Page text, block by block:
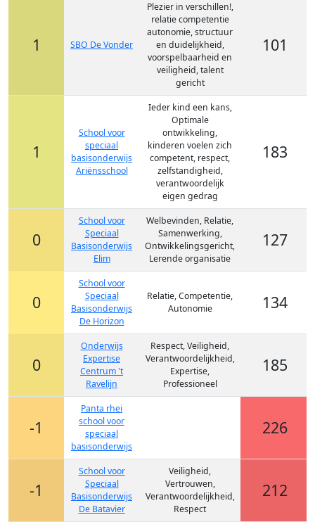
1 SBO De Vonder
Plezier in verschillen!,
relatie competentie
autonomie, structuur
en duidelijkheid,
voorspelbaarheid en
veiligheid, talent
gericht
101
1
School voor
speciaal
basisonderwijs
Ariënsschool
Ieder kind een kans,
Optimale
ontwikkeling,
kinderen voelen zich
competent, respect,
zelfstandigheid,
verantwoordelijk
eigen gedrag
183
0
School voor
Speciaal
Basisonderwijs
Elim
Welbevinden, Relatie,
Samenwerking,
Ontwikkelingsgericht,
Lerende organisatie
127
0
School voor
Speciaal
Basisonderwijs
De Horizon
Relatie, Competentie,
Autonomie
134
0
Onderwijs
Expertise
Centrum 't
Ravelijn
Respect, Veiligheid,
Verantwoordelijkheid,
Expertise,
Professioneel
185
-1
Panta rhei
school voor
speciaal
basisonderwijs
226
-1
School voor
Speciaal
Basisonderwijs
De Batavier
Veiligheid,
Vertrouwen,
Verantwoordelijkheid,
Respect
212